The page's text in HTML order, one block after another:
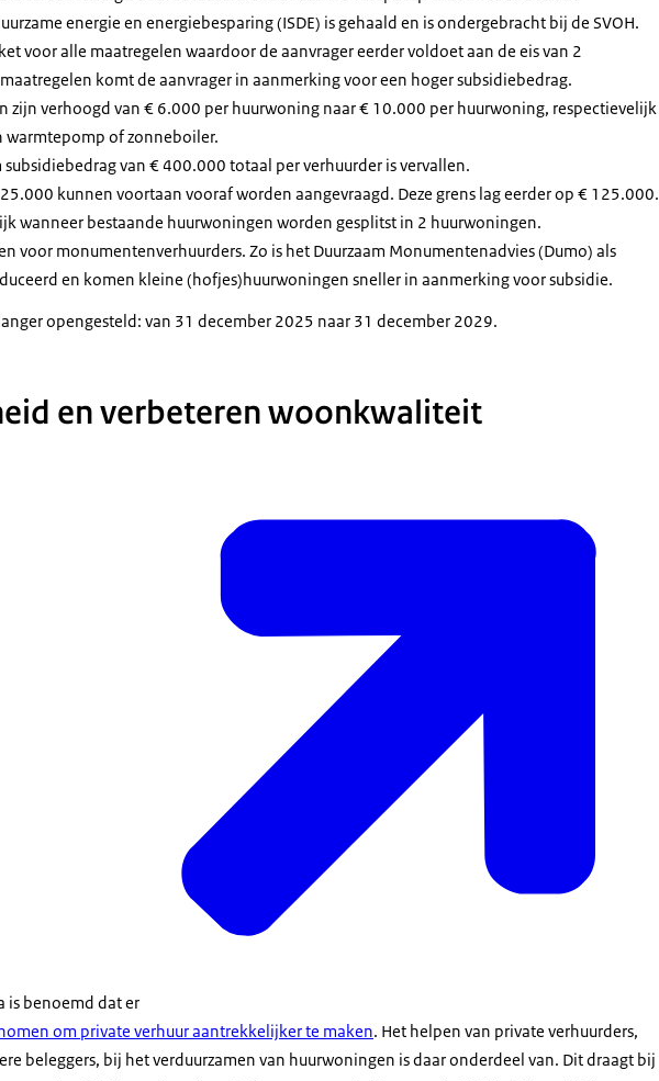
energie en energiebesparing (ISDE) is gehaald en is ondergebracht bij de SVOH.
voor alle maatregelen waardoor de aanvrager eerder voldoet aan de eis van 2
komt de aanvrager in aanmerking voor een hoger subsidiebedrag.
zijn verhoogd van € 6.000 per huurwoning naar € 10.000 per huurwoning, respectievelijk
warmtepomp of zonneboiler.
van € 400.000 totaal per verhuurder is vervallen.
kunnen voortaan vooraf worden aangevraagd. Deze grens lag eerder op € 125.000.
wanneer bestaande huurwoningen worden gesplitst in 2 huurwoningen.
voor monumentenverhuurders. Zo is het Duurzaam Monumentenadvies (Dumo) als
en komen kleine (hofjes)huurwoningen sneller in aanmerking voor subsidie.
opengesteld: van 31 december 2025 naar 31 december 2029.
en verbeteren woonkwaliteit
is benoemd dat er
om private verhuur aantrekkelijker te maken. Het helpen van private verhuurders,
beleggers, bij het verduurzamen van huurwoningen is daar onderdeel van. Dit draagt bij